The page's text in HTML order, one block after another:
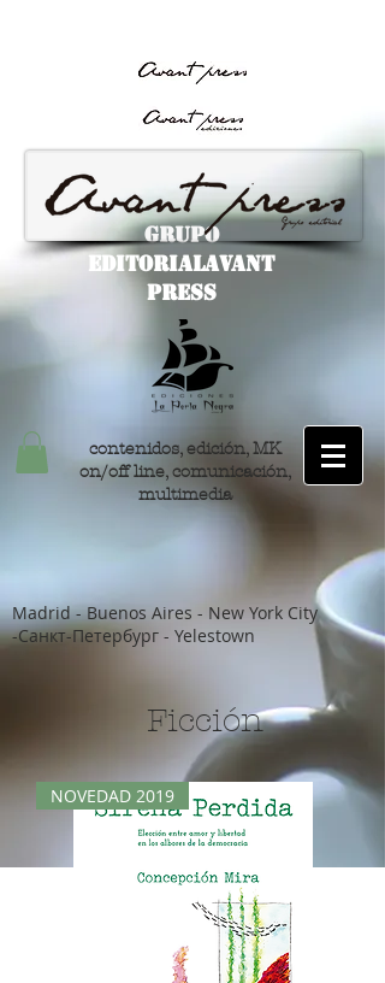
GRUPO
EDITORIALAvant
Press
contenidos, edición, MK
on/off line, comunicación,
multimedia
Madrid - Buenos Aires - New York City
-Санкт-Петербург - Yelestown
Ficción
NOVEDAD 2019